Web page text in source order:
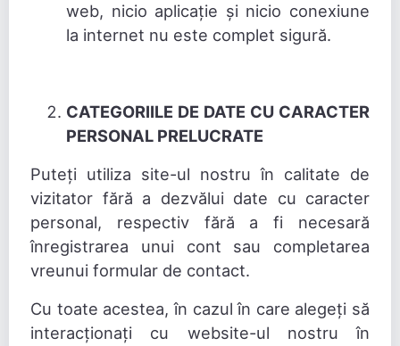
web, nicio aplicație și nicio conexiune
la internet nu este complet sigură.
CATEGORIILE DE DATE CU CARACTER
PERSONAL PRELUCRATE
Puteți utiliza site-ul nostru în calitate de
vizitator fără a dezvălui date cu caracter
personal, respectiv fără a fi necesară
înregistrarea unui cont sau completarea
vreunui formular de contact.
Cu toate acestea, în cazul în care alegeți să
interacționați cu website-ul nostru în